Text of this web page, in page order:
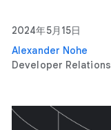
2024年5月15日
Alexander Nohe
Developer